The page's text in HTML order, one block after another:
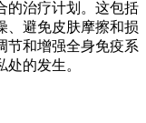
的治疗计划。这包括
、避免皮肤摩擦和损
节和增强全身免疫系
的发生。